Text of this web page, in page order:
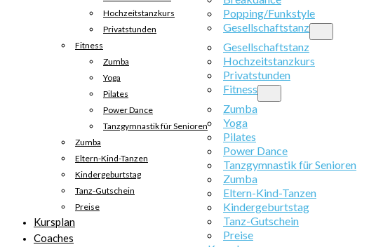
Hochzeitstanzkurs
Privatstunden
Fitness
Zumba
Yoga
Pilates
Power Dance
Tanzgymnastik für Senioren
Zumba
Eltern-Kind-Tanzen
Kindergeburtstag
Tanz-Gutschein
Preise
Kursplan
Coaches
Popping/Funkstyle
Gesellschaftstanz
Gesellschaftstanz
Hochzeitstanzkurs
Privatstunden
Fitness
Zumba
Yoga
Pilates
Power Dance
Tanzgymnastik für Senioren
Zumba
Eltern-Kind-Tanzen
Kindergeburtstag
Tanz-Gutschein
Preise